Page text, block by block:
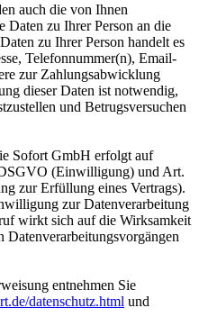
auch die von Ihnen
Daten zu Ihrer Person an die
zu Ihrer Person handelt es
Telefonnummer(n), Email-
zur Zahlungsabwicklung
dieser Daten ist notwendig,
und Betrugsversuchen
Sofort GmbH erfolgt auf
(Einwilligung) und Art.
zur Erfüllung eines Vertrags).
zur Datenverarbeitung
wirkt sich auf die Wirksamkeit
Datenverarbeitungsvorgängen
entnehmen Sie
datenschutz.html und